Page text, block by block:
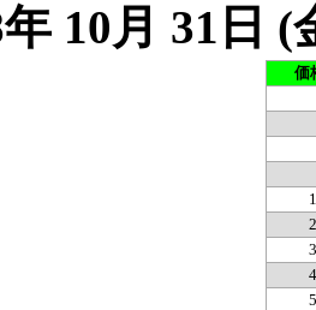
年 10月 31日
価